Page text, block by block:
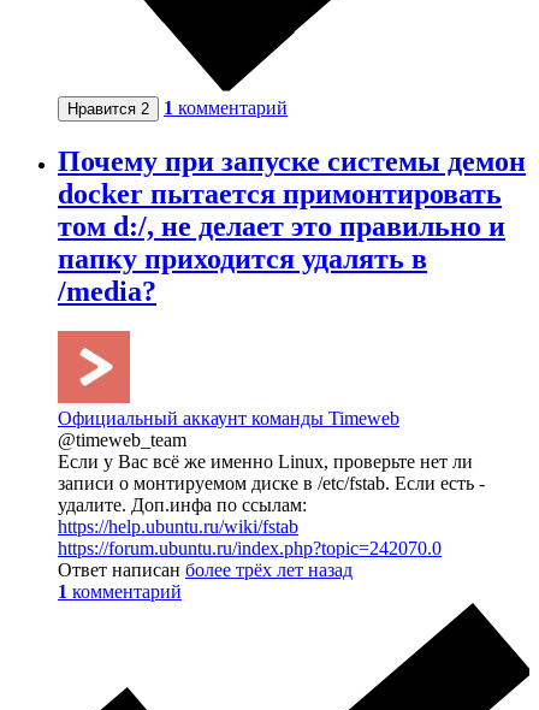
Нравится 2 1 комментарий
Почему при запуске системы демон
docker пытается примонтировать
том d:/, не делает это правильно и
папку приходится удалять в
/media?
Официальный аккаунт команды Timeweb
@timeweb_team
Если у Вас всё же именно Linux, проверьте нет ли
записи о монтируемом диске в /etc/fstab. Если есть -
удалите. Доп.инфа по ссылам:
https://help.ubuntu.ru/wiki/fstab
https://forum.ubuntu.ru/index.php?topic=242070.0
Ответ написан более трёх лет назад
1 комментарий